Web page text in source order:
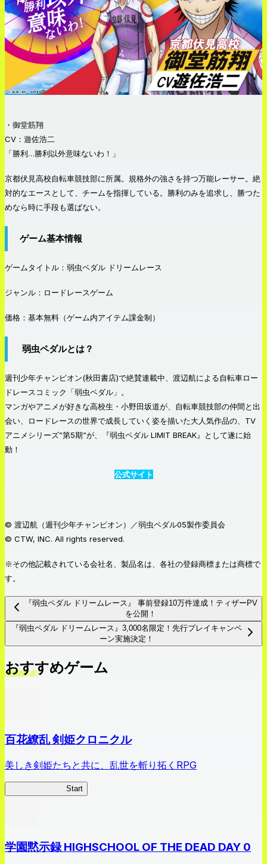
・御堂筋翔
CV：遊佐浩二
「勝利…勝利以外意味ないわ！」
京都伏見高校自転車競技部に所属。規格外の強さを持つ万能レーサー。絶
対的なエースとして、チームを指揮している。勝利のみを追求し、勝つた
めなら時に手段も選ばない。
ゲーム基本情報
ゲームタイトル：弱虫ペダル ドリームレース
ジャンル：ロードレースゲーム
価格：基本無料（ゲーム内アイテム課金制）
弱虫ペダルとは？
週刊少年チャンピオン(秋田書店)で絶賛連載中、渡辺航による自転車ロー
ドレースコミック「弱虫ペダル」。
マンガやアニメが好きな高校生・小野田坂道が、自転車競技部の仲間と出
会い、ロードレースの世界で成長していく姿を描いた大人気作品の、TV
アニメシリーズ”第5期”が、『弱虫ペダル LIMIT BREAK』として遂に始
動！
公式サイト
© 渡辺航（週刊少年チャンピオン）／弱虫ペダル05製作委員会
© CTW, INC. All rights reserved.
※その他記載されている会社名、製品名は、各社の登録商標または商標で
す。
『弱虫ペダル ドリームレース』 事前登録10万件達成！ティザーPV
を公開！
『弱虫ペダル ドリームレース』3,000名限定！先行プレイキャンペ
ーン実施決定！
おすすめゲーム
百花繚乱 剣姫クロニクル
美しき剣姫たちと共に、乱世を斬り拓くRPG
Start
学園黙示録 HIGHSCHOOL OF THE DEAD DAY 0